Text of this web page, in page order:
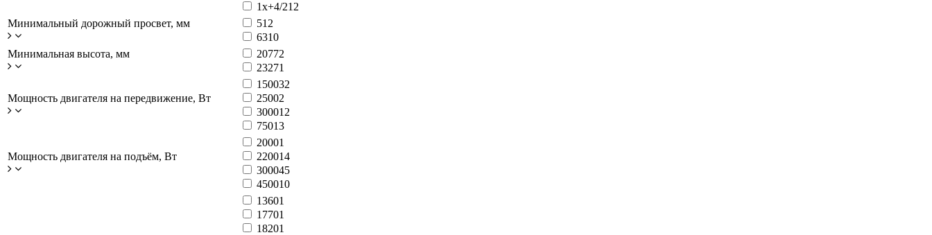
1x+4/212
Минимальный дорожный просвет, мм
51 2
6310
Минимальная высота, мм
20772
23271
Мощность двигателя на передвижение, Вт
150032
25002
300012
75013
Мощность двигателя на подъём, Вт
20001
220014
300045
450010
13601
17701
18201